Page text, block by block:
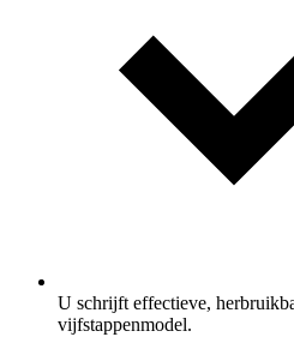
U schrijft effectieve,
vijfstappenmodel.